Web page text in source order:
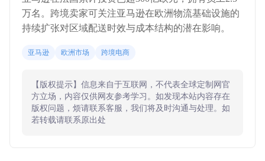
万名。跨境卖家可关注亚马逊在欧洲物流基础设施的
持续扩张对区域配送时效与成本结构的潜在影响。
亚马逊 欧洲市场 跨境电商
【版权提示】信息来自于互联网，不代表全球定制网官
方立场，内容仅供网友参考学习。如发现本站内容存在
版权问题，烦请联系客服，我们将及时沟通与处理。如
若转载请联系原出处